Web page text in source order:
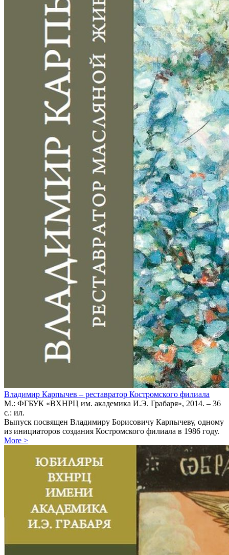
Владимир Карпычев – реставратор Костромского филиала
М.: ФГБУК «ВХНРЦ им. академика И.Э. Грабаря», 2014. – 36
с.: ил.
Выпуск посвящен Владимиру Борисовичу Карпычеву, одному
из инициаторов создания Костромского филиала в 1986 году.
More >